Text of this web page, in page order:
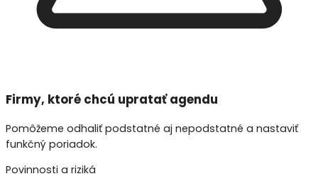
Firmy, ktoré chcú upratať agendu
Pomôžeme odhaliť podstatné aj nepodstatné a nastaviť
funkčný poriadok.
Povinnosti a riziká